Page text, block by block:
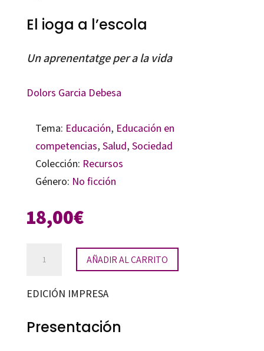
El ioga a l’escola
Un aprenentatge per a la vida
Dolors Garcia Debesa
Tema: Educación, Educación en
competencias, Salud, Sociedad
Colección: Recursos
Género: No ficción
18,00€
cantidad
AÑADIR AL CARRITO
EDICIÓN IMPRESA
Presentación